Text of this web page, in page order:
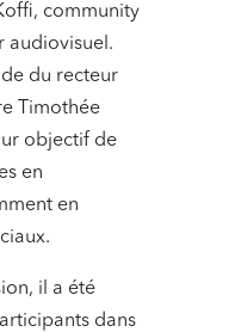
community
audiovisuel.
du recteur
Timothée
objectif de
en
en
il a été
dans